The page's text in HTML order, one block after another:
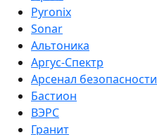
Pyronix
Sonar
Альтоника
Аргус-Спектр
Арсенал безопасности
Бастион
ВЭРС
Гранит